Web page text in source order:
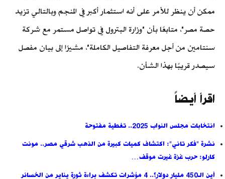
ممكن أن ينظر للأمر على أنه استثمار أكبر في المنجم وبالتالي تزيد
حصة مصر"، متابعًا بأن "وزارة البترول في تواصل مستمر مع شركة
سنتامين من أجل معرفة التفاصيل الكاملة"، مشيرًا إلى بيان مفصل
سيصدر قريبًا بهذا الشأن.
اقرأ أيضاً
انتخابات مجلس النواب 2025.. تغطية مفتوحة
نشرة "فكر تاني": اكتشاف كميات كبيرة من الذهب شرقي مصر.. مونت
كارلو: حرب غزة غيرت موقف…
أين الـ450 مليار دولار؟.. 4 مؤشرات تكشف براءة ثورة يناير من الخسائر